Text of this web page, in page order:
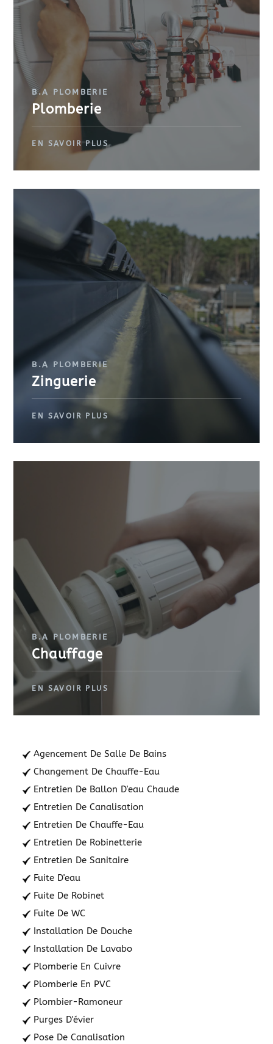
B.A PLOMBERIE
Plomberie
B.A PLOMBERIE
Zinguerie
B.A PLOMBERIE
Chauffage
Agencement De Salle De Bains
Changement De Chauffe-Eau
Entretien De Ballon D'eau Chaude
Entretien De Canalisation
Entretien De Chauffe-Eau
Entretien De Robinetterie
Entretien De Sanitaire
Fuite D'eau
Fuite De Robinet
Fuite De WC
Installation De Douche
Installation De Lavabo
Plomberie En Cuivre
Plomberie En PVC
Plombier-Ramoneur
Purges D'évier
Pose De Canalisation